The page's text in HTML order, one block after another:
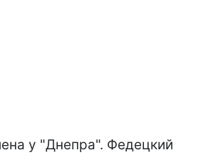
у "Днепра". Федецкий